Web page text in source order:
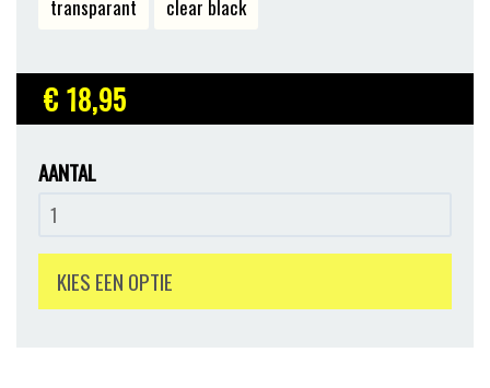
transparant clear black
€ 18,95
AANTAL
KIES EEN OPTIE